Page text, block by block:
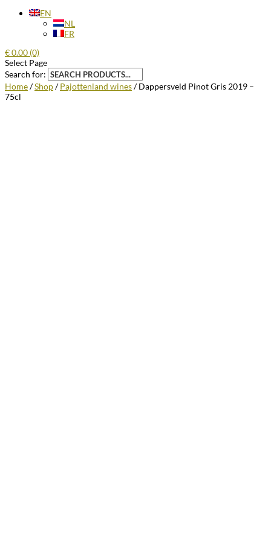
EN
NL
FR
€0.00 (0)
Select Page
Search for:
Home/Shop/Pajottenland wines/ Dappersveld Pinot Gris 2019 –
75cl